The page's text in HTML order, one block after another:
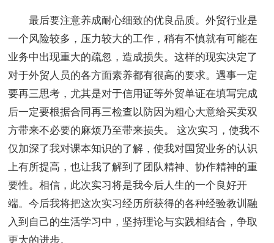
最后要注意养成耐心细致的优良品质。外贸行业是
一个风险较多，压力较大的工作，稍有不慎就有可能在
业务中出现重大的疏忽，造成损失。这样的现实决定了
对于外贸人员的各方面素养都有很高的要求。遇事一定
要再三思考，尤其是对于信用证等外贸单证在填写完成
后一定要根据合同再三检查以防因为粗心大意给买卖双
方带来不必要的麻烦乃至带来损失。 这次实习，使我不
仅加深了我对课本知识的了解，使我对国贸业务的认识
上有所提高，也让我了解到了团队精神、协作精神的重
要性。相信，此次实习将是我今后人生的一个良好开
端。今后我将把这次实习经历所获得的各种经验教训融
入到自己的生活学习中，坚持理论与实践相结合，争取
更大的进步。